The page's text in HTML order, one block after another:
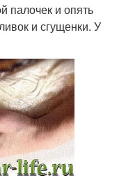
палочек и опять
и сгущенки. У